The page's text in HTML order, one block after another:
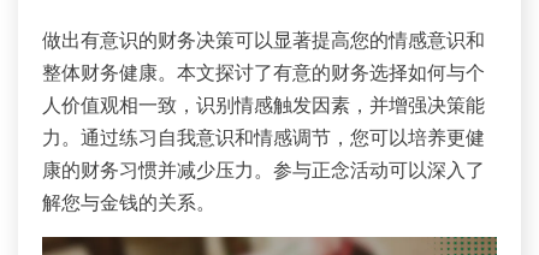
做出有意识的财务决策可以显著提高您的情感意识和
整体财务健康。本文探讨了有意的财务选择如何与个
人价值观相一致，识别情感触发因素，并增强决策能
力。通过练习自我意识和情感调节，您可以培养更健
康的财务习惯并减少压力。参与正念活动可以深入了
解您与金钱的关系。